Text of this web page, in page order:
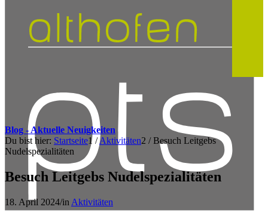
Blog - Aktuelle Neuigkeiten
Du bist hier: Startseite1 /Aktivitäten2 / Besuch Leitgebs
Nudelspezialitäten
Besuch Leitgebs Nudelspezialitäten
18. April 2024/in Aktivitäten